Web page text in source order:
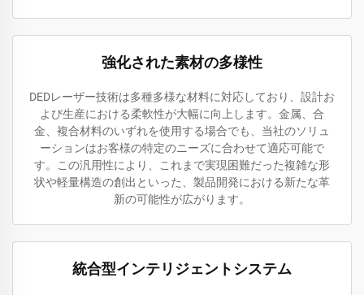
強化された素材の多様性
DEDレーザー技術は多種多様な材料に対応しており、設計お
よび生産における柔軟性が大幅に向上します。金属、合
金、複合材料のいずれを使用する場合でも、当社のソリュ
ーションはお客様の特定のニーズに合わせて適応可能で
す。この汎用性により、これまで実現困難だった複雑な形
状や軽量構造の創出といった、製品開発における新たな革
新の可能性が広がります。
統合型インテリジェントシステム